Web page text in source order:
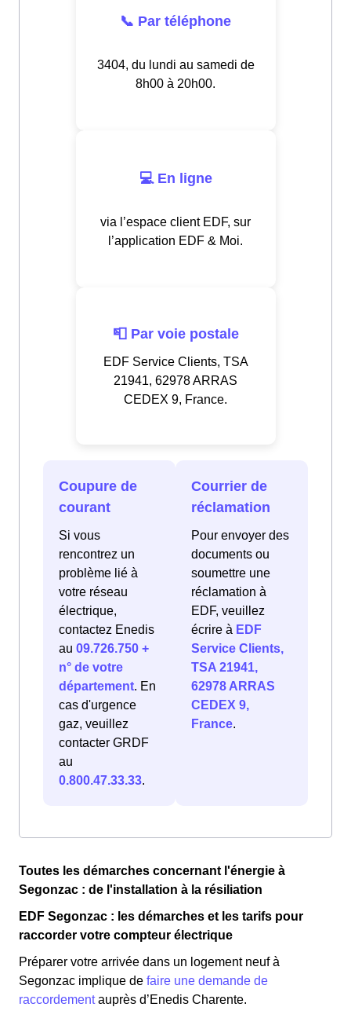
📞 Par téléphone
3404, du lundi au samedi de
8h00 à 20h00.
💻 En ligne
via l’espace client EDF, sur
l’application EDF & Moi.
📮 Par voie postale
EDF Service Clients, TSA
21941, 62978 ARRAS
CEDEX 9, France.
Coupure de
courant
Si vous
rencontrez un
problème lié à
votre réseau
électrique,
contactez Enedis
au 09.726.750 +
n° de votre
département. En
cas d'urgence
gaz, veuillez
contacter GRDF
au
0.800.47.33.33.
Courrier de
réclamation
Pour envoyer des
documents ou
soumettre une
réclamation à
EDF, veuillez
écrire à EDF
Service Clients,
TSA 21941,
62978 ARRAS
CEDEX 9,
France.
Toutes les démarches concernant l'énergie à
Segonzac : de l'installation à la résiliation
EDF Segonzac : les démarches et les tarifs pour
raccorder votre compteur électrique
Préparer votre arrivée dans un logement neuf à
Segonzac implique de faire une demande de
raccordementauprès d’Enedis Charente.